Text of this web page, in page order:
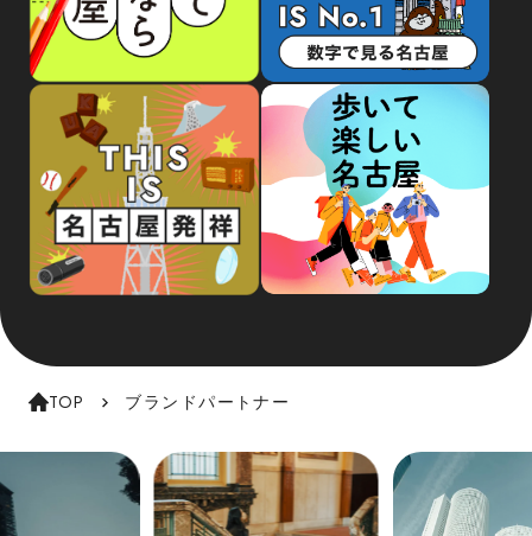
TOP ブランドパートナー